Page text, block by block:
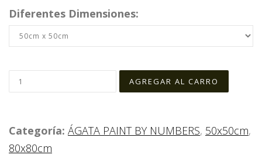
Diferentes Dimensiones:
Categoría: ÁGATA PAINT BY NUMBERS, 50x50cm,
80x80cm